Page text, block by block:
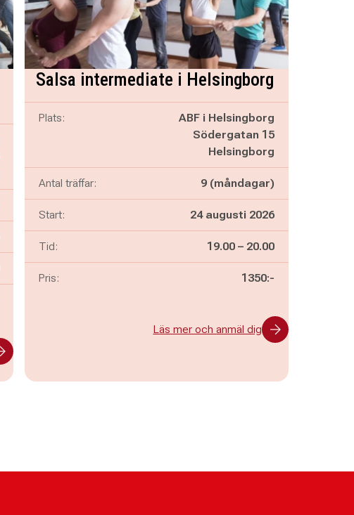
Salsa intermediate i Helsingborg
Plats:
ABF i Helsingborg
Södergatan 15
Helsingborg
Antal träffar: 9 (måndagar)
Start: 24 augusti 2026
Tid: Pågår mellan
19.00 – och
20.00
Pris: 1350:-
Läs mer och anmäl dig